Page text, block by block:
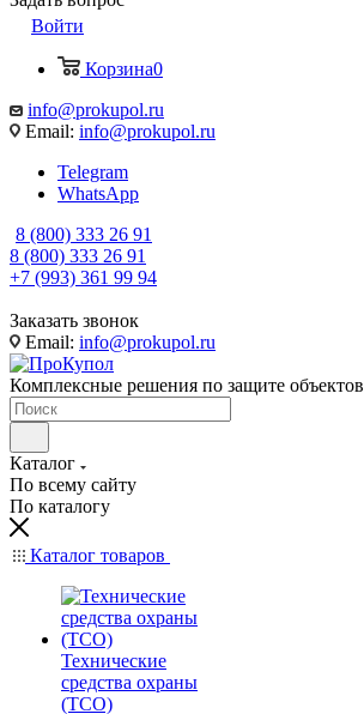
Войти
Корзина0
info@prokupol.ru
Email: info@prokupol.ru
Telegram
WhatsApp
8 (800) 333 26 91
8 (800) 333 26 91
+7 (993) 361 99 94
Заказать звонок
Email: info@prokupol.ru
Комплексные решения по защите объектов
Каталог
По всему сайту
По каталогу
Каталог товаров
Технические
средства охраны
(ТСО)